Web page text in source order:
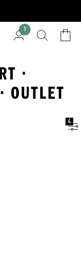
1
·
OUTLET
4